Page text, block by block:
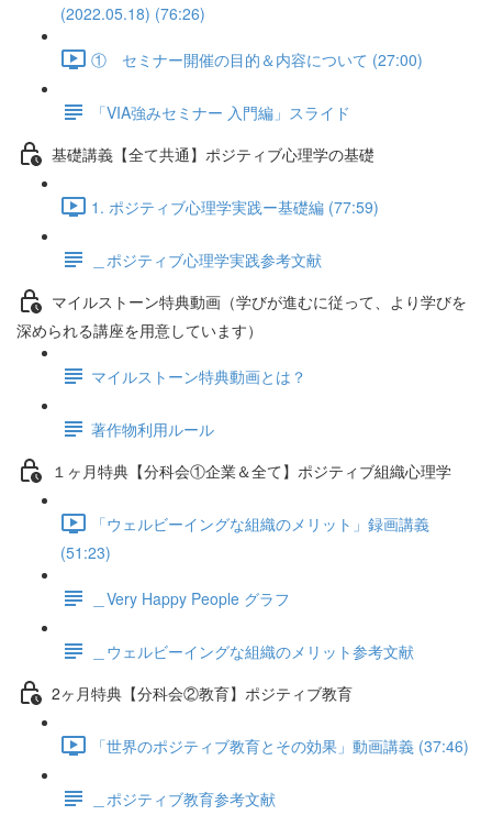
(2022.05.18) (76:26)
① セミナー開催の目的＆内容について (27:00)
「VIA強みセミナー 入門編」スライド
基礎講義【全て共通】ポジティブ心理学の基礎
1. ポジティブ心理学実践ー基礎編 (77:59)
＿ポジティブ心理学実践参考文献
マイルストーン特典動画（学びが進むに従って、より学びを
深められる講座を用意しています）
マイルストーン特典動画とは？
著作物利用ルール
１ヶ月特典【分科会①企業＆全て】ポジティブ組織心理学
「ウェルビーイングな組織のメリット」録画講義
(51:23)
＿Very Happy People グラフ
＿ウェルビーイングな組織のメリット参考文献
2ヶ月特典【分科会②教育】ポジティブ教育
「世界のポジティブ教育とその効果」動画講義 (37:46)
＿ポジティブ教育参考文献